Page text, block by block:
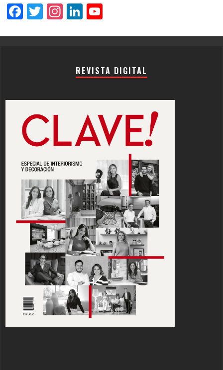
Facebook
Twitter
Instagram
LinkedIn
REVISTA DIGITAL